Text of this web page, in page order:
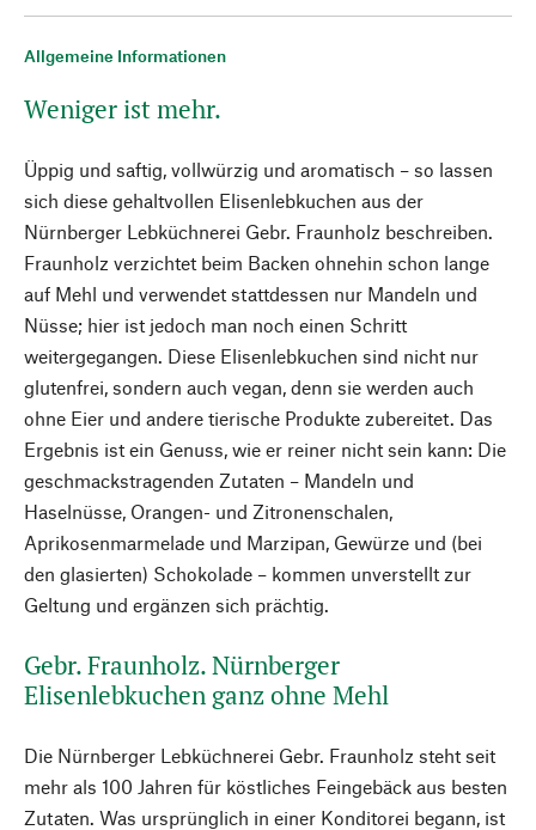
Allgemeine Informationen
Weniger ist mehr.
Üppig und saftig, vollwürzig und aromatisch – so lassen
sich diese gehaltvollen Elisenlebkuchen aus der
Nürnberger Lebküchnerei Gebr. Fraunholz beschreiben.
Fraunholz verzichtet beim Backen ohnehin schon lange
auf Mehl und verwendet stattdessen nur Mandeln und
Nüsse; hier ist jedoch man noch einen Schritt
weitergegangen. Diese Elisenlebkuchen sind nicht nur
glutenfrei, sondern auch vegan, denn sie werden auch
ohne Eier und andere tierische Produkte zubereitet. Das
Ergebnis ist ein Genuss, wie er reiner nicht sein kann: Die
geschmackstragenden Zutaten – Mandeln und
Haselnüsse, Orangen- und Zitronenschalen,
Aprikosenmarmelade und Marzipan, Gewürze und (bei
den glasierten) Schokolade – kommen unverstellt zur
Geltung und ergänzen sich prächtig.
Gebr. Fraunholz. Nürnberger
Elisenlebkuchen ganz ohne Mehl
Die Nürnberger Lebküchnerei Gebr. Fraunholz steht seit
mehr als 100 Jahren für köstliches Feingebäck aus besten
Zutaten. Was ursprünglich in einer Konditorei begann, ist